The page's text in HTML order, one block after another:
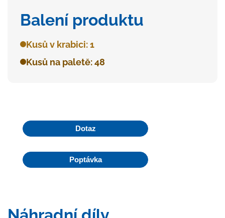
Balení produktu
Kusů v krabici: 1
Kusů na paletě: 48
Dotaz
Poptávka